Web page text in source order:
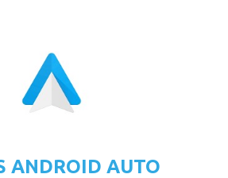
ANDROID AUTO